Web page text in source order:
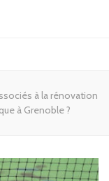
à la rénovation
à Grenoble ?